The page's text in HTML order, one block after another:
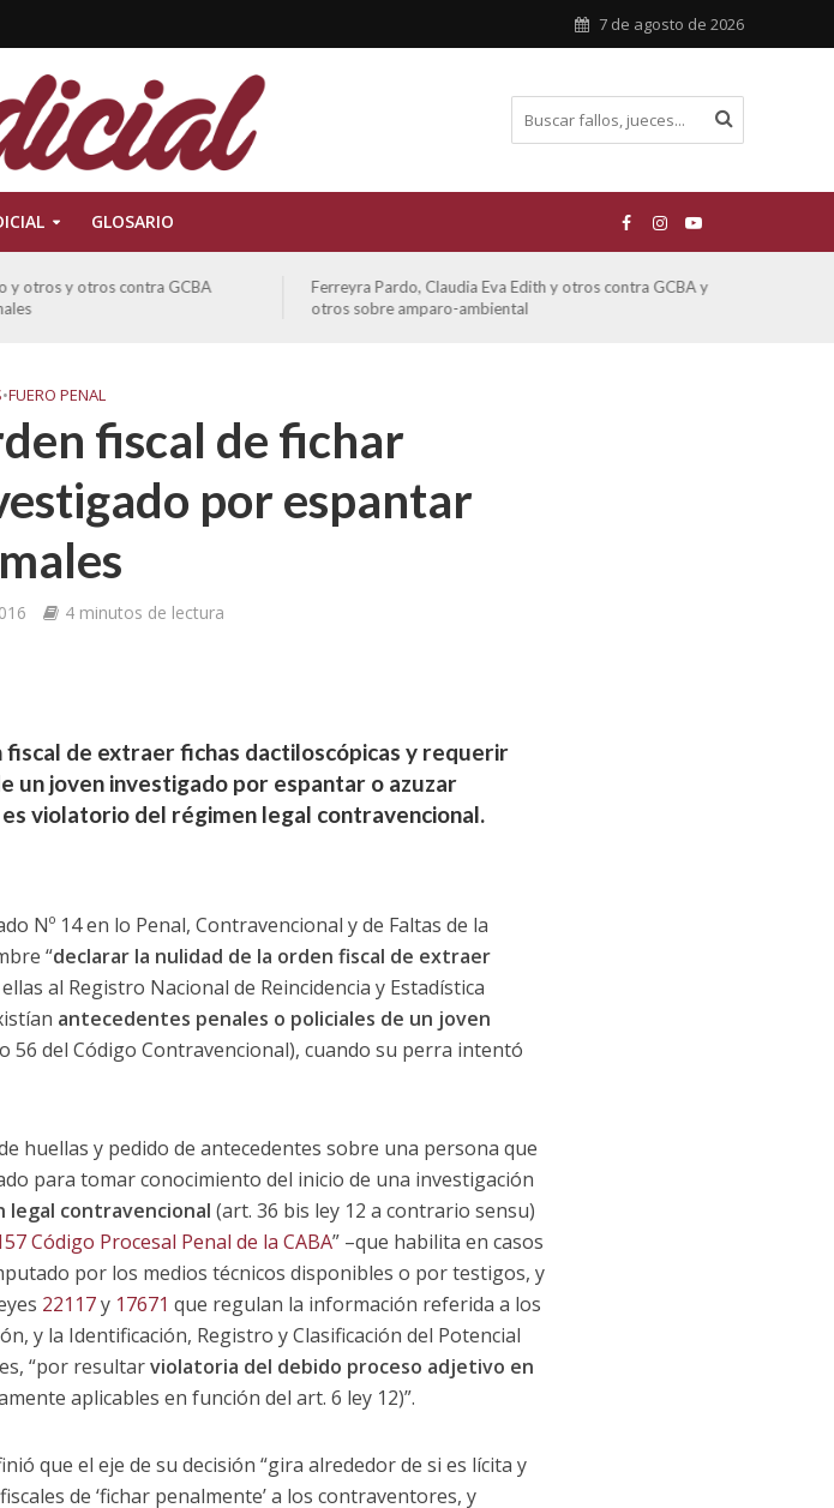
7 de agosto de 2026
GLOSARIO
y otros y otros contra GCBA
Ferreyra Pardo, Claudia Eva Edith y otros contra GCBA y
otros sobre amparo-ambiental
•FUERO PENAL
fiscal de fichar
por espantar
4 minutos de lectura
de extraer fichas dactiloscópicas y requerir
un joven investigado por espantar o azuzar
violatorio del régimen legal contravencional.
Nº 14 en lo Penal, Contravencional y de Faltas de la
“declarar la nulidad de la orden fiscal de extraer
al Registro Nacional de Reincidencia y Estadística
antecedentes penales o policiales de un joven
56 del Código Contravencional), cuando su perra intentó
huellas y pedido de antecedentes sobre una persona que
para tomar conocimiento del inicio de una investigación
legal contravencional (art. 36 bis ley 12 a contrario sensu)
Código Procesal Penal de la CABA” –que habilita en casos
por los medios técnicos disponibles o por testigos, y
22117y 17671 que regulan la información referida a los
y la Identificación, Registro y Clasificación del Potencial
“por resultarviolatoria del debido proceso adjetivo en
aplicables en función del art. 6 ley 12)”.
que el eje de su decisión “gira alrededor de si es lícita y
de ‘fichar penalmente’ a los contraventores, y